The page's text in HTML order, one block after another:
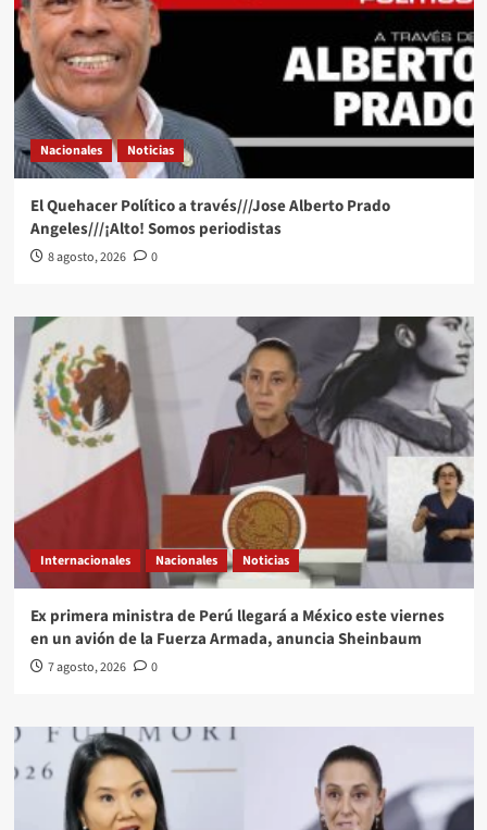
Nacionales Noticias
El Quehacer Político a través///Jose Alberto Prado
Angeles///¡Alto! Somos periodistas
8 agosto, 2026 0
Internacionales Nacionales Noticias
Ex primera ministra de Perú llegará a México este viernes
en un avión de la Fuerza Armada, anuncia Sheinbaum
7 agosto, 2026 0